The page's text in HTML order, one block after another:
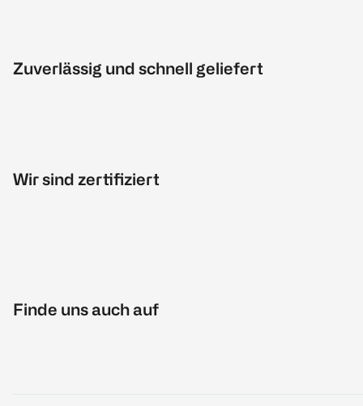
Zuverlässig und schnell geliefert
Wir sind zertifiziert
Finde uns auch auf